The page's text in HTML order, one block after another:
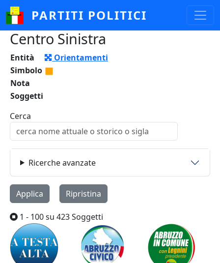
Salta al contenuto principale
PARTITI POLITICI
Centro Sinistra
Entità
Orientamenti
Simbolo
Nota
Soggetti
Cerca
Ricerche avanzate
1 - 100 su 423 Soggetti